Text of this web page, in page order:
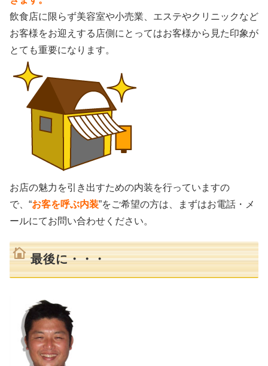
飲食店に限らず美容室や小売業、エステやクリニックなど
お客様をお迎えする店側にとってはお客様から見た印象が
とても重要になります。
お店の魅力を引き出すための内装を行っていますの
で、“お客を呼ぶ内装”をご希望の方は、まずはお電話・メ
ールにてお問い合わせください。
最後に・・・